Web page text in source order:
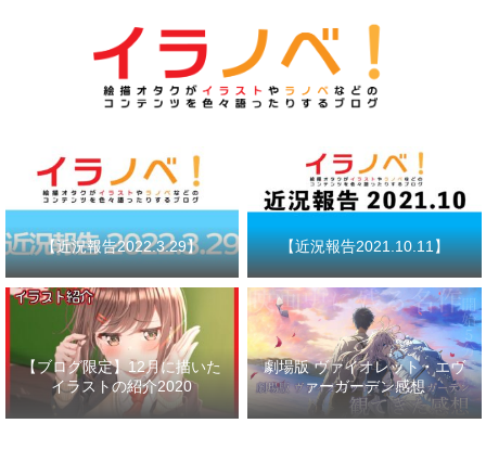
【近況報告2022.3.29】 【近況報告2021.10.11】
【ブログ限定】12月に描いた
イラストの紹介2020
劇場版 ヴァイオレット・エヴ
ァーガーデン感想